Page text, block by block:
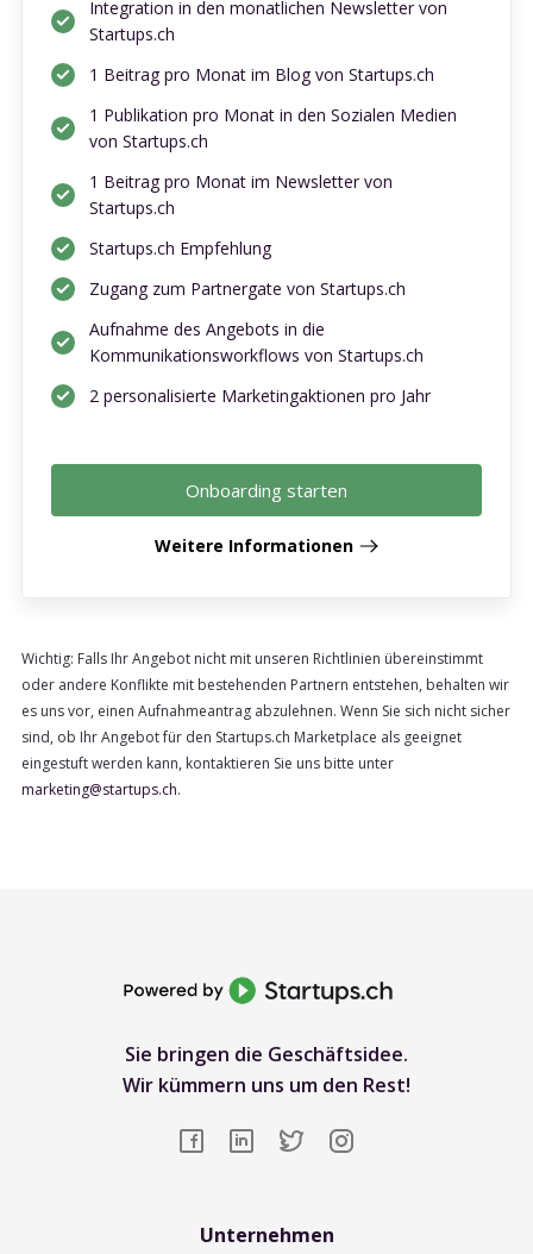
Integration in den monatlichen Newsletter von
Startups.ch
1 Beitrag pro Monat im Blog von Startups.ch
1 Publikation pro Monat in den Sozialen Medien
von Startups.ch
1 Beitrag pro Monat im Newsletter von
Startups.ch
Startups.ch Empfehlung
Zugang zum Partnergate von Startups.ch
Aufnahme des Angebots in die
Kommunikationsworkflows von Startups.ch
2 personalisierte Marketingaktionen pro Jahr
Onboarding starten
Weitere Informationen
Wichtig: Falls Ihr Angebot nicht mit unseren Richtlinien übereinstimmt
oder andere Konflikte mit bestehenden Partnern entstehen, behalten wir
es uns vor, einen Aufnahmeantrag abzulehnen. Wenn Sie sich nicht sicher
sind, ob Ihr Angebot für den Startups.ch Marketplace als geeignet
eingestuft werden kann, kontaktieren Sie uns bitte unter
marketing@startups.ch.
Sie bringen die Geschäftsidee.
Wir kümmern uns um den Rest!
Unternehmen